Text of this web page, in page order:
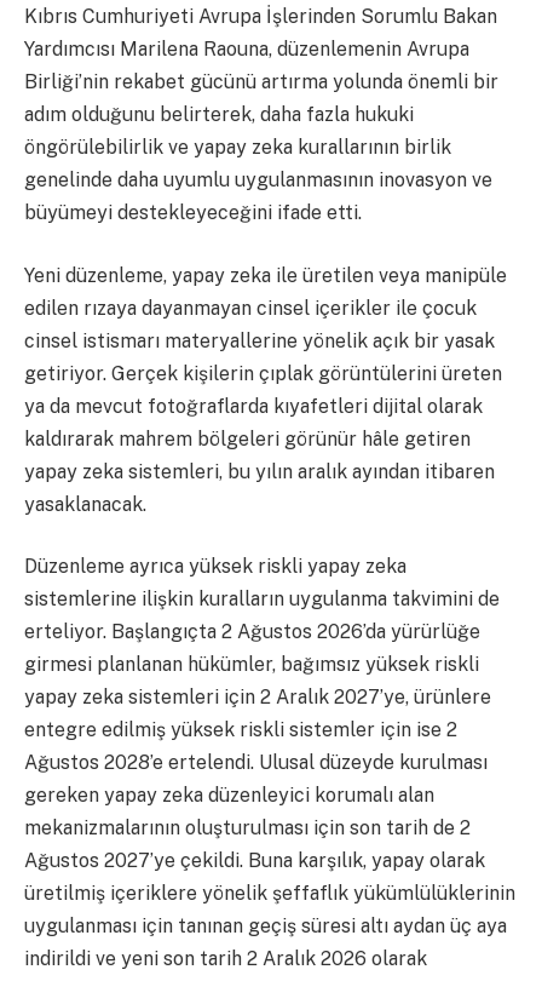
Kıbrıs Cumhuriyeti Avrupa İşlerinden Sorumlu Bakan
Yardımcısı Marilena Raouna, düzenlemenin Avrupa
Birliği’nin rekabet gücünü artırma yolunda önemli bir
adım olduğunu belirterek, daha fazla hukuki
öngörülebilirlik ve yapay zeka kurallarının birlik
genelinde daha uyumlu uygulanmasının inovasyon ve
büyümeyi destekleyeceğini ifade etti.
Yeni düzenleme, yapay zeka ile üretilen veya manipüle
edilen rızaya dayanmayan cinsel içerikler ile çocuk
cinsel istismarı materyallerine yönelik açık bir yasak
getiriyor. Gerçek kişilerin çıplak görüntülerini üreten
ya da mevcut fotoğraflarda kıyafetleri dijital olarak
kaldırarak mahrem bölgeleri görünür hâle getiren
yapay zeka sistemleri, bu yılın aralık ayından itibaren
yasaklanacak.
Düzenleme ayrıca yüksek riskli yapay zeka
sistemlerine ilişkin kuralların uygulanma takvimini de
erteliyor. Başlangıçta 2 Ağustos 2026’da yürürlüğe
girmesi planlanan hükümler, bağımsız yüksek riskli
yapay zeka sistemleri için 2 Aralık 2027’ye, ürünlere
entegre edilmiş yüksek riskli sistemler için ise 2
Ağustos 2028’e ertelendi. Ulusal düzeyde kurulması
gereken yapay zeka düzenleyici korumalı alan
mekanizmalarının oluşturulması için son tarih de 2
Ağustos 2027’ye çekildi. Buna karşılık, yapay olarak
üretilmiş içeriklere yönelik şeffaflık yükümlülüklerinin
uygulanması için tanınan geçiş süresi altı aydan üç aya
indirildi ve yeni son tarih 2 Aralık 2026 olarak